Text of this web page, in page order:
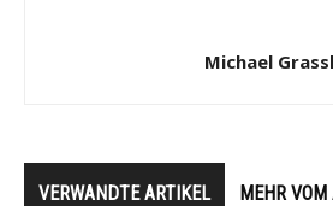
Michael Grassl
VERWANDTE ARTIKEL MEHR VOM